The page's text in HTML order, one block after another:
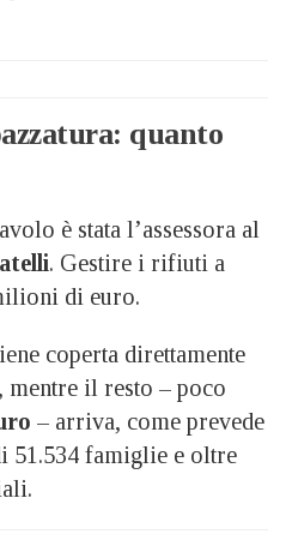
quanto
è stata l’assessora al
. Gestire i rifiuti a
di euro.
coperta direttamente
mentre il resto – poco
– arriva, come prevede
51.534 famiglie e oltre